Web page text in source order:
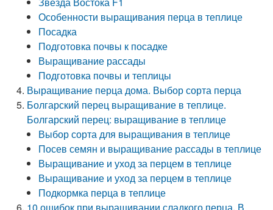
Особенности выращивания перца в теплице
Посадка
Подготовка почвы к посадке
Выращивание рассады
Подготовка почвы и теплицы
Выращивание перца дома. Выбор сорта перца
Болгарский перец выращивание в теплице.
Болгарский перец: выращивание в теплице
Выбор сорта для выращивания в теплице
Посев семян и выращивание рассады в теплице
Выращивание и уход за перцем в теплице
Выращивание и уход за перцем в теплице
Подкормка перца в теплице